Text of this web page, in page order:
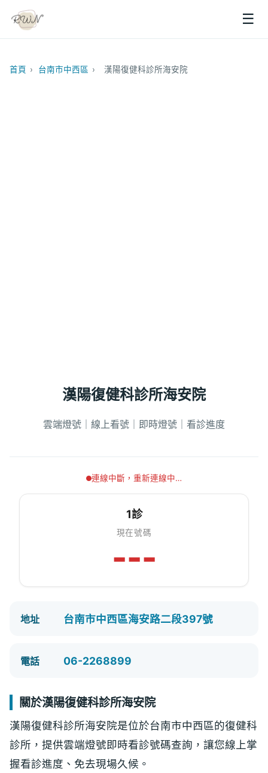
☰
首頁 › 台南市中西區 › 漢陽復健科診所海安院
漢陽復健科診所海安院
雲端燈號｜線上看號｜即時燈號｜看診進度
連線中斷，重新連線中…
1診
現在號碼
---
地址 台南市中西區海安路二段397號
電話 06-2268899
關於漢陽復健科診所海安院
漢陽復健科診所海安院是位於台南市中西區的復健科
診所，提供雲端燈號即時看診號碼查詢，讓您線上掌
握看診進度、免去現場久候。